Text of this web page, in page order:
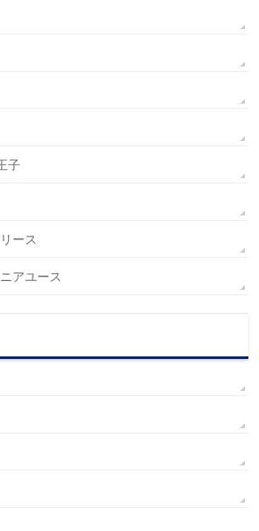
子
ース
アユース